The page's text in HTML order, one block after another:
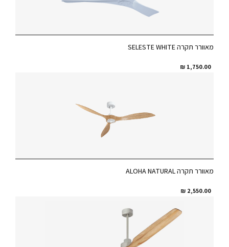
מאוורר תקרה SELESTE WHITE
1,750.00
₪
מאוורר תקרה ALOHA NATURAL
2,550.00
₪